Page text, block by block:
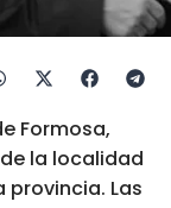
Formosa,
la localidad
provincia. Las